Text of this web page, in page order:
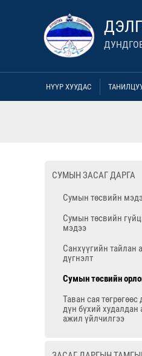
НҮҮР ХУУДАС
СУМЫН ЗАСАГ ДАРГА
Сумын төсвийн
Сумын төсвийн
мэдээ
Санхүүгийн тайлан
дүгнэлт
Сумын төсвийн
Таван сая
дүн бүхий худалдан
ажил үйлчилгээ